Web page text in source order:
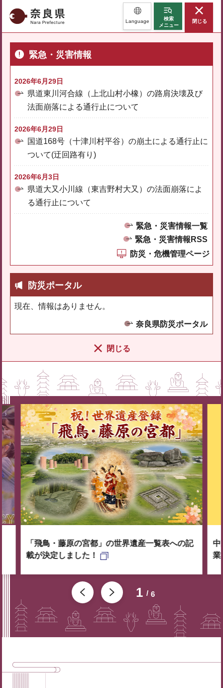
奈良県 Language
検索
メニュー
閉じる
緊急・災害情報
2026年6月29日
県道東川河合線（上北山村小橡）の路肩決壊及び
法面崩落による通行止について
2026年6月29日
国道168号（十津川村平谷）の崩土による通行止に
ついて(迂回路有り)
2026年6月3日
県道大又小川線（東吉野村大又）の法面崩落によ
る通行止について
緊急・災害情報一覧
緊急・災害情報RSS
防災・危機管理ページ
防災ポータル
現在、情報はありません。
奈良県防災ポータル
閉じる
1 6
「飛鳥・藤原の宮都」の世界遺産一覧表への記
載が決定しました！
中
業